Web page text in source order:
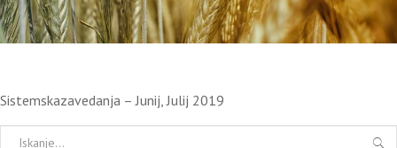
Sistemskazavedanja – Junij, Julij 2019